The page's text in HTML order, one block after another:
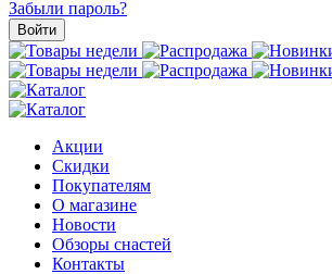
Забыли пароль?
Войти
Акции
Скидки
Покупателям
О магазине
Новости
Обзоры снастей
Контакты